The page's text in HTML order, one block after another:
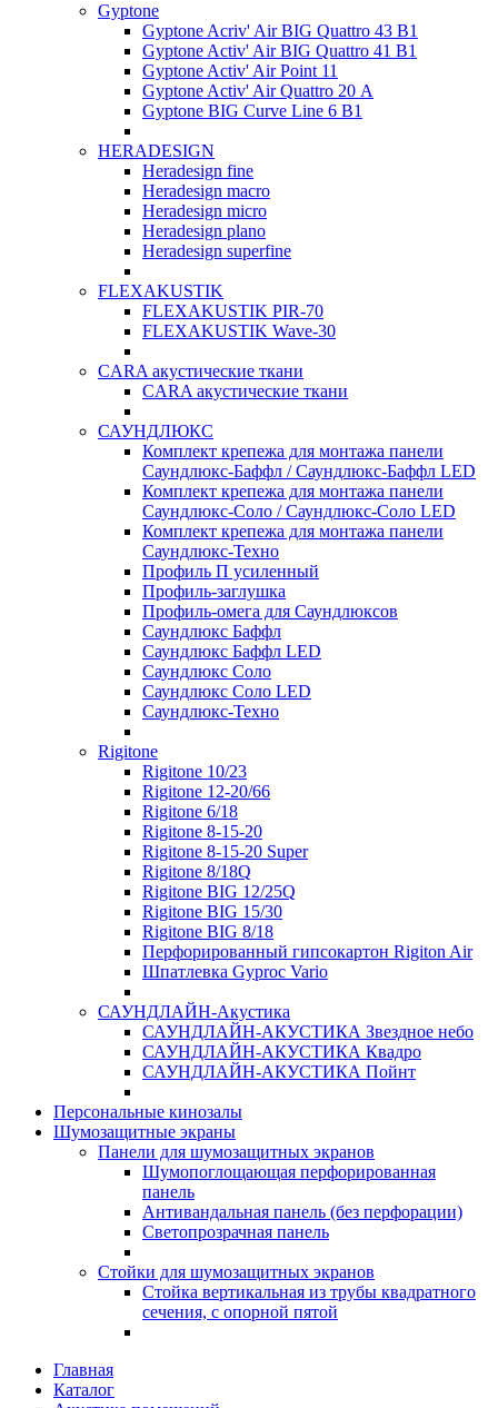
Gyptone
Gyptone Acriv' Air BIG Quattro 43 В1
Gyptone Activ' Air BIG Quattro 41 B1
Gyptone Activ' Air Point 11
Gyptone Activ' Air Quattro 20 А
Gyptone BIG Curve Line 6 B1
HERADESIGN
Heradesign fine
Heradesign macro
Heradesign micro
Heradesign plano
Heradesign superfine
FLEXAKUSTIK
FLEXAKUSTIK PIR-70
FLEXAKUSTIK Wave-30
CARA акустические ткани
CARA акустические ткани
САУНДЛЮКС
Комплект крепежа для монтажа панели
Саундлюкс-Баффл / Саундлюкс-Баффл LED
Комплект крепежа для монтажа панели
Саундлюкс-Соло / Саундлюкс-Соло LED
Комплект крепежа для монтажа панели
Саундлюкс-Техно
Профиль П усиленный
Профиль-заглушка
Профиль-омега для Саундлюксов
Саундлюкс Баффл
Саундлюкс Баффл LED
Саундлюкс Соло
Саундлюкс Соло LED
Саундлюкс-Техно
Rigitone
Rigitone 10/23
Rigitone 12-20/66
Rigitone 6/18
Rigitone 8-15-20
Rigitone 8-15-20 Super
Rigitone 8/18Q
Rigitone BIG 12/25Q
Rigitone BIG 15/30
Rigitone BIG 8/18
Перфорированный гипсокартон Rigiton Air
Шпатлевка Gyproc Vario
САУНДЛАЙН-Акустика
САУНДЛАЙН-АКУСТИКА Звездное небо
САУНДЛАЙН-АКУСТИКА Квадро
САУНДЛАЙН-АКУСТИКА Пойнт
Персональные кинозалы
Шумозащитные экраны
Панели для шумозащитных экранов
Шумопоглощающая перфорированная
панель
Антивандальная панель (без перфорации)
Светопрозрачная панель
Стойки для шумозащитных экранов
Стойка вертикальная из трубы квадратного
сечения, с опорной пятой
Главная
Каталог